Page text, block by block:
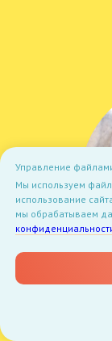
Управление
Мы используем
использование
мы обрабатываем